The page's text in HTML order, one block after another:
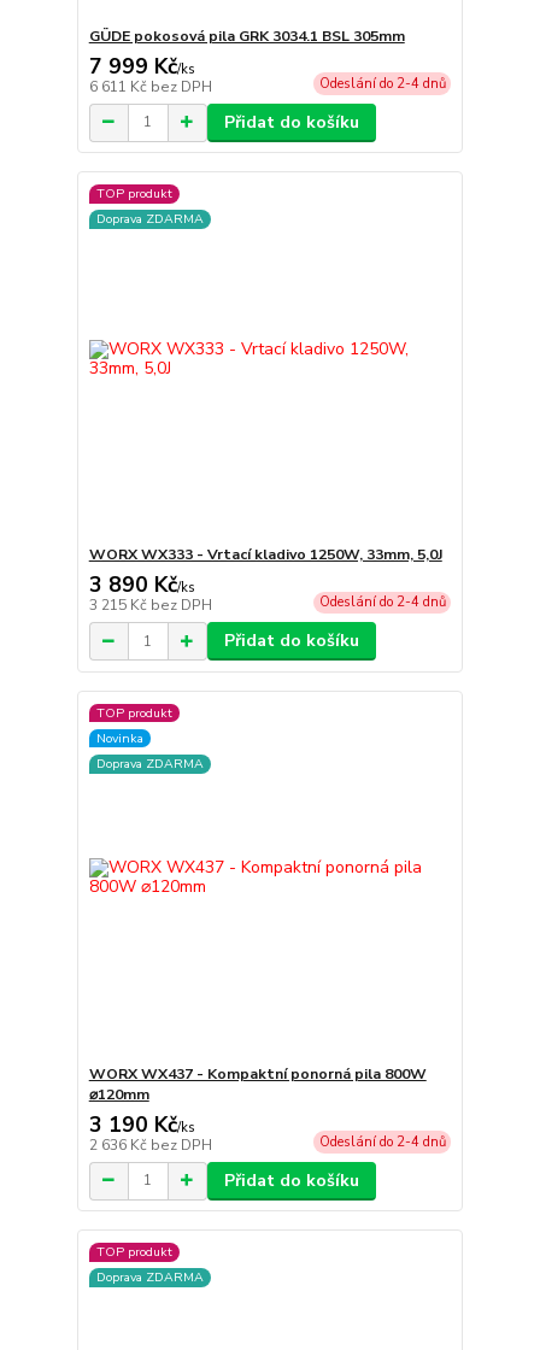
GÜDE pokosová pila GRK 3034.1 BSL 305mm
7 999 Kč/ks
6 611 Kč bez DPH Odeslání do 2-4 dnů
Přidat do košíku
TOP produkt
Doprava ZDARMA
WORX WX333 - Vrtací kladivo 1250W, 33mm, 5,0J
3 890 Kč/ks
3 215 Kč bez DPH Odeslání do 2-4 dnů
Přidat do košíku
TOP produkt
Novinka
Doprava ZDARMA
WORX WX437 - Kompaktní ponorná pila 800W
⌀120mm
3 190 Kč/ks
2 636 Kč bez DPH Odeslání do 2-4 dnů
Přidat do košíku
TOP produkt
Doprava ZDARMA